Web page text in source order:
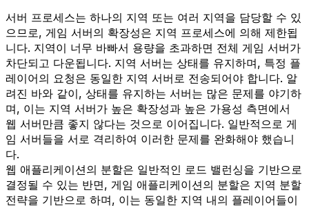
서버 프로세스는 하나의 지역 또는 여러 지역을 담당할 수 있
으므로, 게임 서버의 확장성은 지역 프로세스에 의해 제한됩
니다. 지역이 너무 바빠서 용량을 초과하면 전체 게임 서버가
차단되고 다운됩니다. 지역 서버는 상태를 유지하며, 특정 플
레이어의 요청은 동일한 지역 서버로 전송되어야 합니다. 알
려진 바와 같이, 상태를 유지하는 서버는 많은 문제를 야기하
며, 이는 지역 서버가 높은 확장성과 높은 가용성 측면에서
웹 서버만큼 좋지 않다는 것으로 이어집니다. 일반적으로 게
임 서버들을 서로 격리하여 이러한 문제를 완화해야 했습니
다.
웹 애플리케이션의 분할은 일반적인 로드 밸런싱을 기반으로
결정될 수 있는 반면, 게임 애플리케이션의 분할은 지역 분할
전략을 기반으로 하며, 이는 동일한 지역 내의 플레이어들이